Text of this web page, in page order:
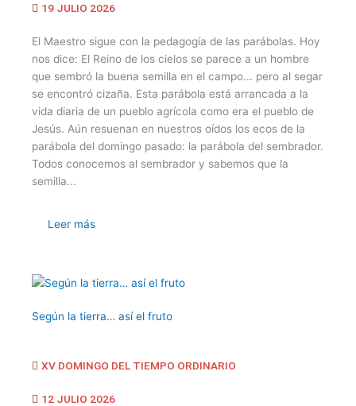
19 JULIO 2026
El Maestro sigue con la pedagogía de las parábolas. Hoy
nos dice: El Reino de los cielos se parece a un hombre
que sembró la buena semilla en el campo... pero al segar
se encontró cizaña. Esta parábola está arrancada a la
vida diaria de un pueblo agrícola como era el pueblo de
Jesús. Aún resuenan en nuestros oídos los ecos de la
parábola del domingo pasado: la parábola del sembrador.
Todos conocemos al sembrador y sabemos que la
semilla...
Leer más
Según la tierra… así el fruto
XV DOMINGO DEL TIEMPO ORDINARIO
12 JULIO 2026